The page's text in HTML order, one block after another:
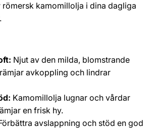
römersk kamomillolja i dina dagliga
Njut av den milda, blomstrande
avkoppling och lindrar
Kamomillolja lugnar och vårdar
en frisk hy.
avslappning och stöd en god